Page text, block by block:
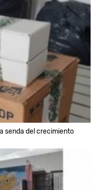
senda del crecimiento